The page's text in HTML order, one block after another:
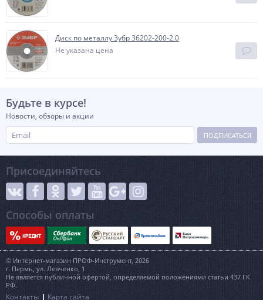
Диск по металлу Зубр 36202-200-2.0
Не указана цена
Будьте в курсе!
Новости, обзоры и акции
ПОДПИСАТЬСЯ
Присоединяйтесь
Способы оплаты
© Интернет-магазин ПРОФ-Инструмент, 2026
г. Пермь, ул. Левченко, 1
Не является публичной офертой, определяемой положениями статьи 437 ГК
РФ.
Контакты Карта сайта